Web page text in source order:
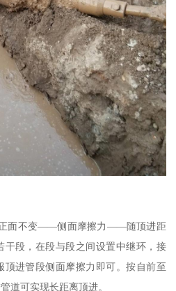
面不变——侧面摩擦力——随顶进距
干段，在段与段之间设置中继环，接
顶进管段侧面摩擦力即可。按自前至
道可实现长距离顶进。